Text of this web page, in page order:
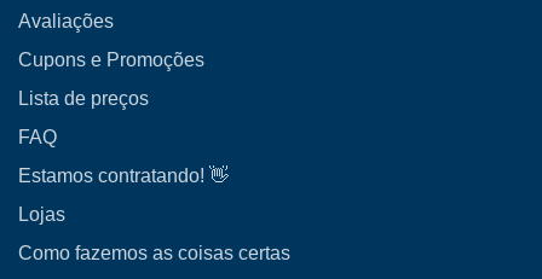
Avaliações
Cupons e Promoções
Lista de preços
FAQ
Estamos contratando! 👋
Lojas
Como fazemos as coisas certas